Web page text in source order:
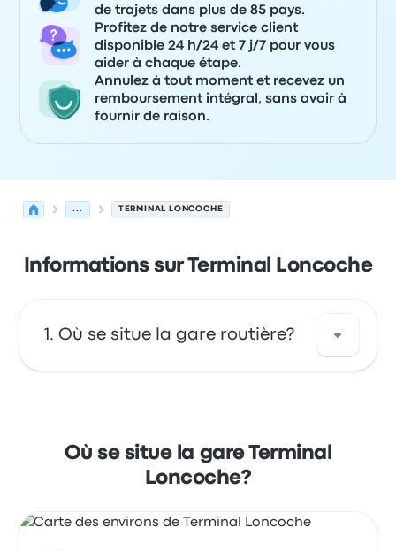
de trajets dans plus de 85 pays.
Profitez de notre service client
disponible 24 h/24 et 7 j/7 pour vous
aider à chaque étape.
Annulez à tout moment et recevez un
remboursement intégral, sans avoir à
fournir de raison.
... TERMINAL LONCOCHE
Informations sur Terminal Loncoche
Où se situe la gare routière?
Chile. Consultez cet arrêt de bus situé dans la
ville de Loncoche sur cette carte.
Où se situe la gare Terminal
Loncoche?